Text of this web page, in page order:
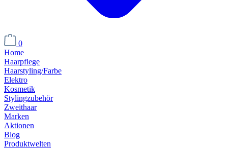
0
Home
Haarpflege
Haarstyling/Farbe
Elektro
Kosmetik
Stylingzubehör
Zweithaar
Marken
Aktionen
Blog
Produktwelten